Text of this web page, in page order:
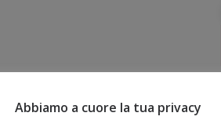
Abbiamo a cuore la tua privacy